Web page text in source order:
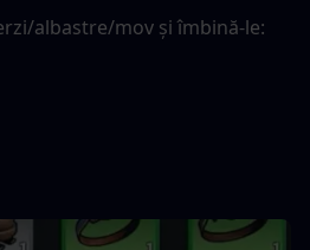
albastre/mov și îmbină-le: